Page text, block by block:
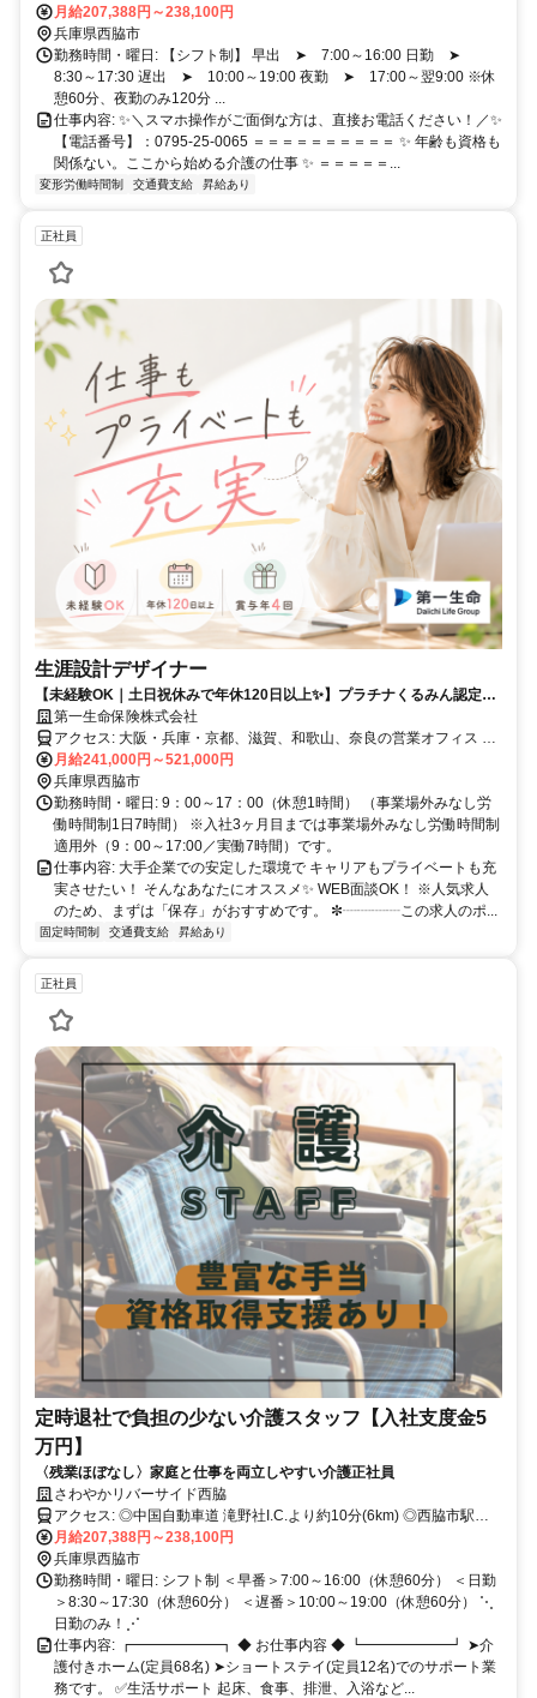
(6km) ●電車でお越しの方 西脇市駅より車で約3分(1.2km) 新西脇駅よ
り車で約1分(0.6km) ※新西脇駅は西脇市駅より本数が少ないです。 ●
バスでお越しの方 西脇コミュニィバス 福祉センター南口バス停より
徒歩約1分 ════════════ ▶車・バイク通勤OK（無料駐車場あ
り） ※ガソリン代支給（距離40キロで最大2万円） ▶交通費実費支
給（上限20,000円／月）
月給207,388円～238,100円
兵庫県西脇市
勤務時間・曜日: 【シフト制】 早出 ➤ 7:00～16:00 日勤 ➤
8:30～17:30 遅出 ➤ 10:00～19:00 夜勤 ➤ 17:00～翌9:00 ※休
憩60分、夜勤のみ120分 ...
仕事内容: ✨＼スマホ操作がご面倒な方は、直接お電話ください！／✨
【電話番号】：0795-25-0065 ＝＝＝＝＝＝＝＝＝＝ ✨ 年齢も資格も
関係ない。ここから始める介護の仕事 ✨ ＝＝＝＝＝...
変形労働時間制 交通費支給 昇給あり
正社員
生涯設計デザイナー
【未経験OK｜土日祝休みで年休120日以上✨】プラチナくるみん認定取
得✨女性が多数活躍中✨
第一生命保険株式会社
アクセス: 大阪・兵庫・京都、滋賀、和歌山、奈良の営業オフィス ※
希望以外での転勤なし <試用期間の勤務地> 入社後6ヶ月は、配属支
社に近いキャリアカレッジで研修を実施します。通勤が難しい場合、
リモート受講も相談可能です。7ヶ月以降は大阪・兵庫・京都、滋
賀、和歌山、奈良に所在する営業オフィスの勤務となります。
✼┈┈┈┈┈┈┈┈┈┈┈┈┈┈┈┈┈┈┈✼
月給241,000円～521,000円
兵庫県西脇市
勤務時間・曜日: 9：00～17：00（休憩1時間） （事業場外みなし労
働時間制1日7時間） ※入社3ヶ月目までは事業場外みなし労働時間制
適用外（9：00～17:00／実働7時間）です。
仕事内容: 大手企業での安定した環境で キャリアもプライベートも充
実させたい！ そんなあなたにオススメ✨ WEB面談OK！ ※人気求人
のため、まずは「保存」がおすすめです。 ✼┈┈┈┈この求人のポ...
固定時間制 交通費支給 昇給あり
正社員
定時退社で負担の少ない介護スタッフ【入社支度金5
万円】
〈残業ほぼなし〉家庭と仕事を両立しやすい介護正社員
さわやかリバーサイド西脇
アクセス: ◎中国自動車道 滝野社I.C.より約10分(6km) ◎西脇市駅よ
り車で約3分(1.2km) ◎新西脇駅より車で約1分(0.6km) ※新西脇駅は
西脇市駅より本数が少ないです。 ◎西脇コミュニィバス 福祉センタ
ー南口バス停より徒歩約1分 ・車・バイク通勤OK ※ガソリン代支給
（距離40キロで最大2万円） ・無料駐車場あり ・交通費実費支給 ⇒
上限20,000円／月
月給207,388円～238,100円
兵庫県西脇市
勤務時間・曜日: シフト制 ＜早番＞7:00～16:00（休憩60分） ＜日勤
＞8:30～17:30（休憩60分） ＜遅番＞10:00～19:00（休憩60分） ⋱
日勤のみ！⋰
仕事内容: ┏━━━━━━┓ ◆ お仕事内容 ◆ ┗━━━━━━┛ ➤介
護付きホーム(定員68名) ➤ショートステイ(定員12名)でのサポート業
務です。 ✅生活サポート 起床、食事、排泄、入浴など...